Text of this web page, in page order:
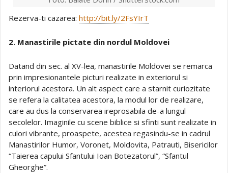
Rezerva-ti cazarea: http://bit.ly/2FsYIrT
2. Manastirile pictate din nordul Moldovei
Datand din sec. al XV-lea, manastirile Moldovei se remarca
prin impresionantele picturi realizate in exteriorul si
interiorul acestora. Un alt aspect care a starnit curiozitate
se refera la calitatea acestora, la modul lor de realizare,
care au dus la conservarea ireprosabila de-a lungul
secolelor. Imaginile cu scene biblice si sfinti sunt realizate in
culori vibrante, proaspete, acestea regasindu-se in cadrul
Manastirilor Humor, Voronet, Moldovita, Patrauti, Bisericilor
“Taierea capului Sfantului Ioan Botezatorul”, “Sfantul
Gheorghe”.